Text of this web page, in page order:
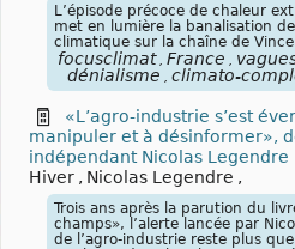
L’épisode précoce de chaleur
met en lumière la banalisation
climatique sur la chaîne de
focusclimat France
dénialisme
climato-
«L’agro-industrie s’est
manipuler et à désinformer»,
indépendant Nicolas Legendre
Hiver , Nicolas Legendre ,
Trois ans après la parution du
champs», l’alerte lancée par
de l’agro-industrie reste plus